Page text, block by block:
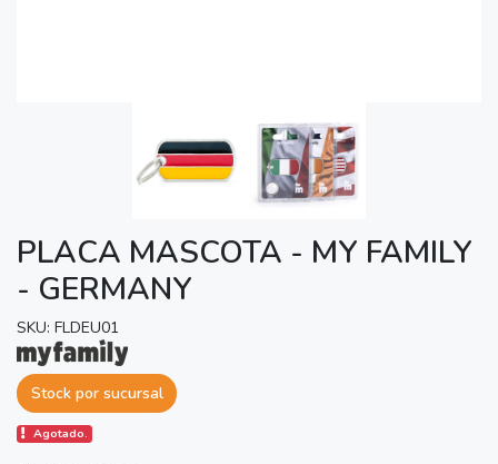
PLACA MASCOTA - MY FAMILY
- GERMANY
SKU: FLDEU01
Stock por sucursal
Agotado.